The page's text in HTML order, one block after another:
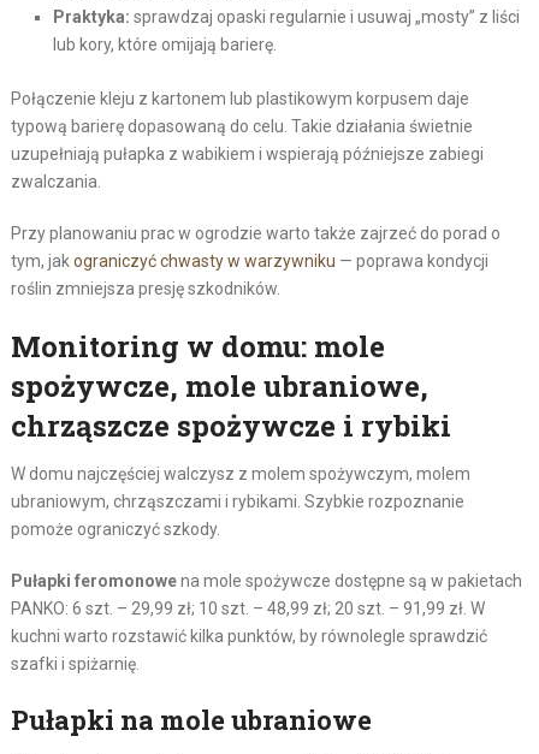
Praktyka: sprawdzaj opaski regularnie i usuwaj „mosty” z liści
lub kory, które omijają barierę.
Połączenie kleju z kartonem lub plastikowym korpusem daje
typową barierę dopasowaną do celu. Takie działania świetnie
uzupełniają pułapka z wabikiem i wspierają późniejsze zabiegi
zwalczania.
Przy planowaniu prac w ogrodzie warto także zajrzeć do porad o
tym, jakograniczyć chwasty w warzywniku — poprawa kondycji
roślin zmniejsza presję szkodników.
Monitoring w domu: mole
spożywcze, mole ubraniowe,
chrząszcze spożywcze i rybiki
W domu najczęściej walczysz z molem spożywczym, molem
ubraniowym, chrząszczami i rybikami. Szybkie rozpoznanie
pomoże ograniczyć szkody.
Pułapki feromonowena mole spożywcze dostępne są w pakietach
PANKO: 6 szt. – 29,99 zł; 10 szt. – 48,99 zł; 20 szt. – 91,99 zł. W
kuchni warto rozstawić kilka punktów, by równolegle sprawdzić
szafki i spiżarnię.
Pułapki na mole ubraniowe